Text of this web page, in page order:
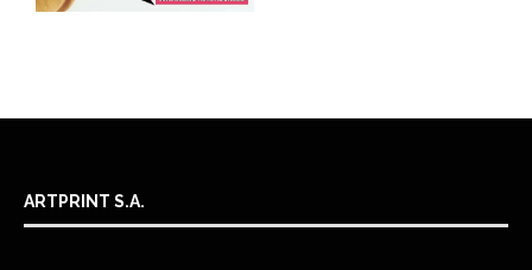
ARTPRINT S.A.